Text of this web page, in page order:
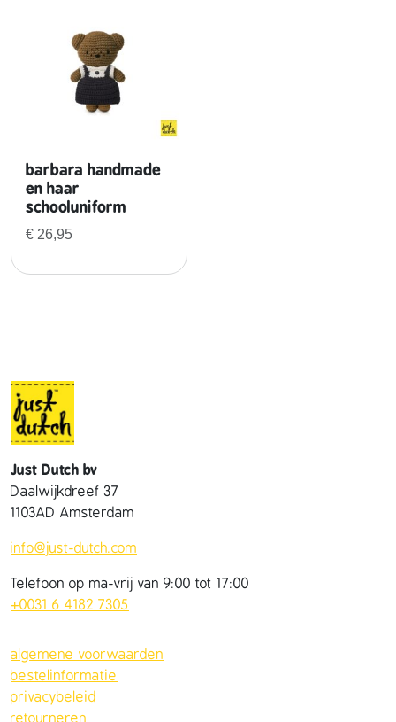
barbara handmade
en haar
schooluniform
€ 26,95
Just Dutch bv
Daalwijkdreef 37
1103AD Amsterdam
info@just-dutch.com
Telefoon op ma-vrij van 9:00 tot 17:00
+0031 6 4182 7305
algemene voorwaarden
bestelinformatie
privacybeleid
retourneren